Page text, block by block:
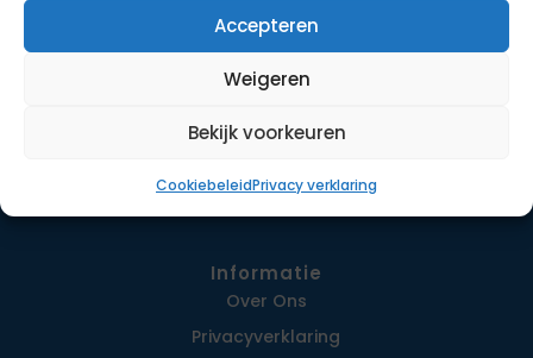
Accepteren
Weigeren
Bekijk voorkeuren
CookiebeleidPrivacy verklaring
Opdrachten
Werkwijze
Contact
Informatie
Over Ons
Privacy­verklaring